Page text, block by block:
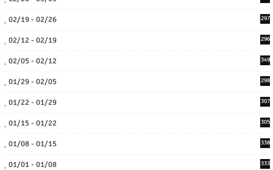
02/19 - 02/26 297
02/12 - 02/19 296
02/05 - 02/12 349
01/29 - 02/05 298
01/22 - 01/29 307
01/15 - 01/22 305
01/08 - 01/15 338
01/01 - 01/08 333